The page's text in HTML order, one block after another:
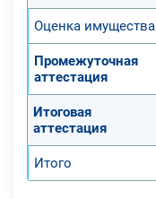
Оценка имущества
Промежуточная
аттестация
Итоговая
аттестация
Итого